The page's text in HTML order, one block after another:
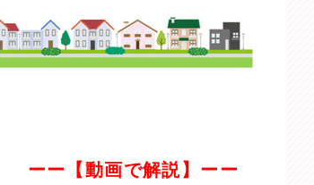
ーー【動画で解説】ーー